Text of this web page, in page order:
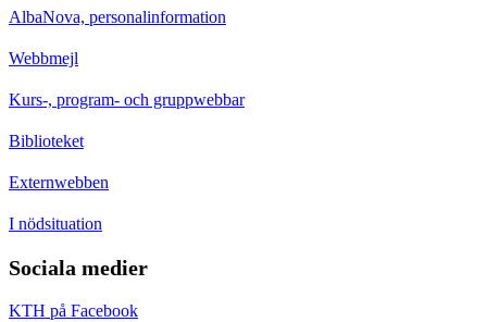
AlbaNova, personalinformation
Webbmejl
Kurs-, program- och gruppwebbar
Biblioteket
Externwebben
I nödsituation
Sociala medier
KTH på Facebook